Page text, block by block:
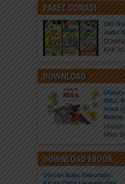
PAKET DONASI
192
Judul
KAK
DOWNLOAD
Mika:
Anak
Makna
Ulasan
Mika:
DOWNLOAD EBOOK
Ulasan Buku Sakuntala: